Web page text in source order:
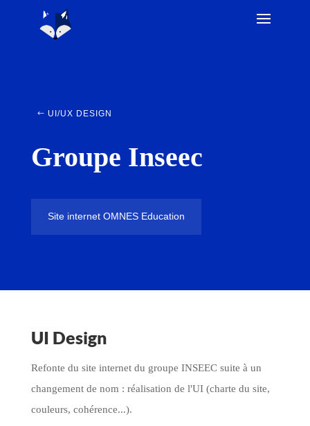
UI/UX DESIGN
Groupe Inseec
Site internet OMNES Education
UI Design
Refonte du site internet du groupe INSEEC suite à un
changement de nom : réalisation de l'UI (charte du site,
couleurs, cohérence...).